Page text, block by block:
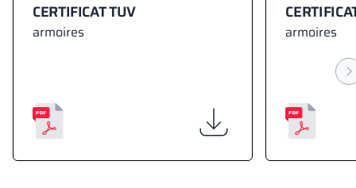
CERTIFICAT TUV
armoires armoires